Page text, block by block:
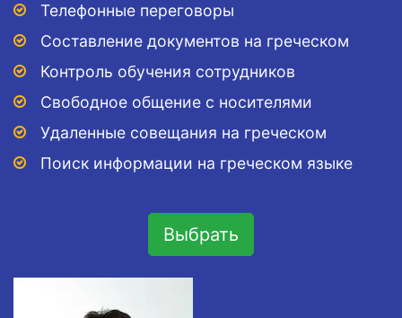
Телефонные переговоры
Составление документов на греческом
Контроль обучения сотрудников
Свободное общение с носителями
Удаленные совещания на греческом
Поиск информации на греческом языке
Выбрать